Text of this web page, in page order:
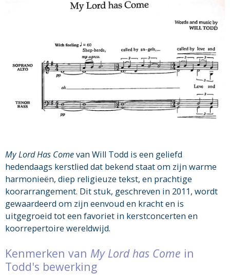
My Lord Has Comevan Will Todd is een geliefd
hedendaags kerstlied dat bekend staat om zijn warme
harmonieën, diep religieuze tekst, en prachtige
koorarrangement. Dit stuk, geschreven in 2011, wordt
gewaardeerd om zijn eenvoud en kracht en is
uitgegroeid tot een favoriet in kerstconcerten en
koorrepertoire wereldwijd.
Kenmerken van My Lord has Come in
Todd's bewerking